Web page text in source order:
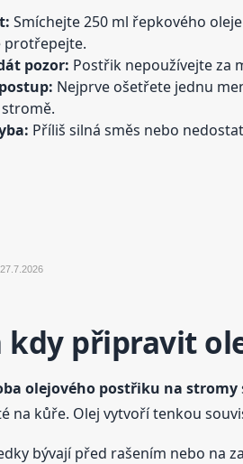
Smíchejte 250 ml řepkového
protřepejte.
pozor: Postřik nepoužívejte za
Nejprve ošetřete jednu
Příliš silná směs nebo
27.7.2026
kdy připravit
olejového postřiku na stromy
na kůře. Olej vytvoří tenkou
bývají před rašením nebo na